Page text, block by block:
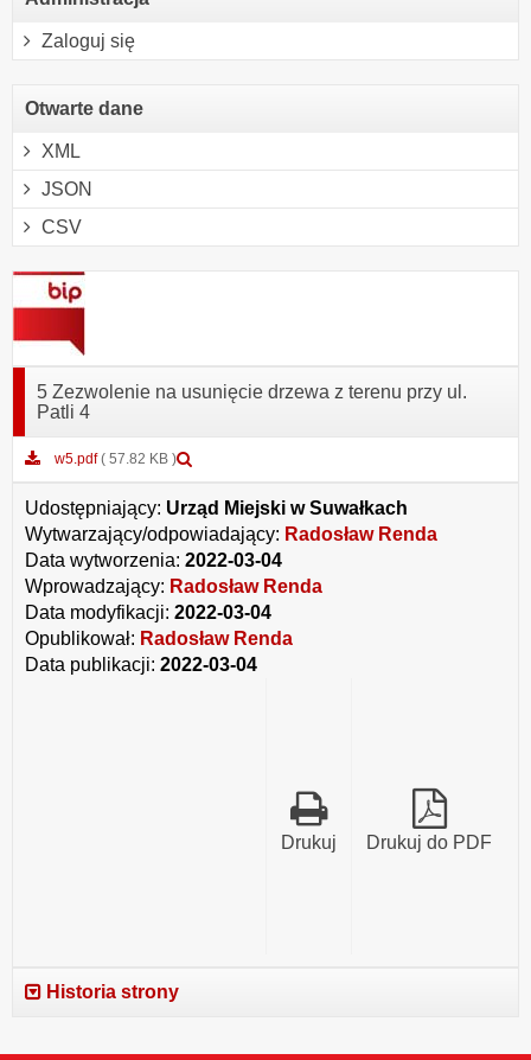
Zaloguj się
Otwarte dane
XML
JSON
CSV
5 Zezwolenie na usunięcie drzewa z terenu przy ul.
Patli 4
w5.pdf ( 57.82 KB )
załącznika
w5.pdf
Udostępniający: Urząd Miejski w Suwałkach
Wytwarzający/odpowiadający: Radosław Renda
Data wytworzenia: 2022-03-04
Wprowadzający: Radosław Renda
Data modyfikacji: 2022-03-04
Opublikował: Radosław Renda
Data publikacji: 2022-03-04
Drukuj do PDF
Drukuj
Historia strony